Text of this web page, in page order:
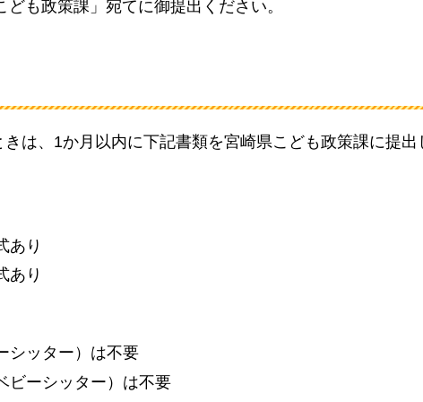
も政策課」宛てに御提出ください。
は、1か月以内に下記書類を宮崎県こども政策課に提出
あり
あり
シッター）は不要
ビーシッター）は不要